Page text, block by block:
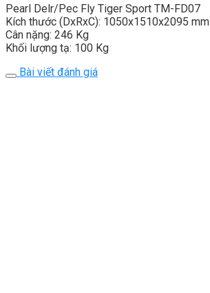
Pearl Delr/Pec Fly Tiger Sport TM-FD07
Kích thước (DxRxC): 1050x1510x2095 mm
Cân nặng: 246 Kg
Khối lượng tạ: 100 Kg
Bài viết đánh giá